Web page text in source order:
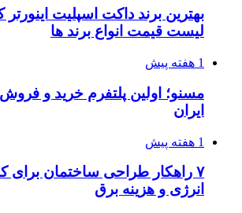
بهترین برند داکت اسپلیت
لیست قیمت انواع برند ها
1 هفته پیش
مسنو؛ اولین پلتفرم خرید و
ایران
1 هفته پیش
۷ راهکار طراحی ساختمان
انرژی و هزینه برق